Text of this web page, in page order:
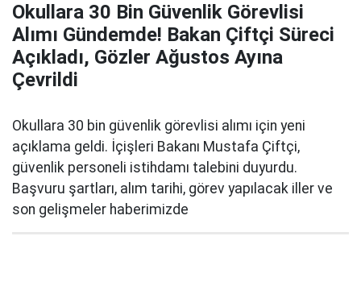
Okullara 30 Bin Güvenlik Görevlisi
Alımı Gündemde! Bakan Çiftçi Süreci
Açıkladı, Gözler Ağustos Ayına
Çevrildi
Okullara 30 bin güvenlik görevlisi alımı için yeni
açıklama geldi. İçişleri Bakanı Mustafa Çiftçi,
güvenlik personeli istihdamı talebini duyurdu.
Başvuru şartları, alım tarihi, görev yapılacak iller ve
son gelişmeler haberimizde